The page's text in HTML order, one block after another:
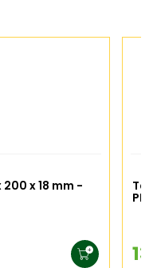
x 18 mm -